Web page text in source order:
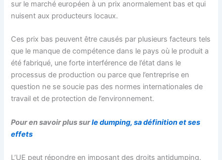
sur le marché européen à un prix anormalement bas et qui
nuisent aux producteurs locaux.
Ces prix bas peuvent être causés par plusieurs facteurs tels
que le manque de compétence dans le pays où le produit a
été fabriqué, une forte interférence de l’état dans le
processus de production ou parce que l’entreprise en
question ne se soucie pas des normes internationales de
travail et de protection de l’environnement.
Pour en savoir plus surle dumping, sa définition et ses
effets
L’UE peut répondre en imposant des droits antidumping.